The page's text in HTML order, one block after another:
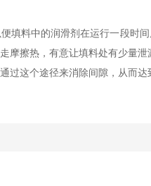
料中的润滑剂在运行一段时
摩擦热，有意让填料处有少量泄
这个途径来消除间隙，从而达